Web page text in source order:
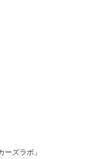
JAPAN 」にてマッス
ズラボ」